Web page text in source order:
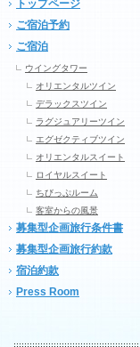
トップページ
ご宿泊予約
ご宿泊
ウイングタワー
オリエンタルツイン
デラックスツイン
ラグジュアリーツイン
エグゼクティブツイン
オリエンタルスイート
ロイヤルスイート
ちびっぷルーム
客室からの風景
募集型企画旅行条件書
募集型企画旅行約款
宿泊約款
Press Room